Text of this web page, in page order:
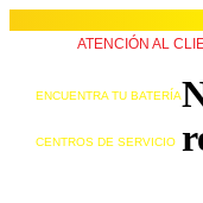
ATENCIÓN AL
ENCUENTRA TU BATERÍA
CENTROS DE SERVICIO